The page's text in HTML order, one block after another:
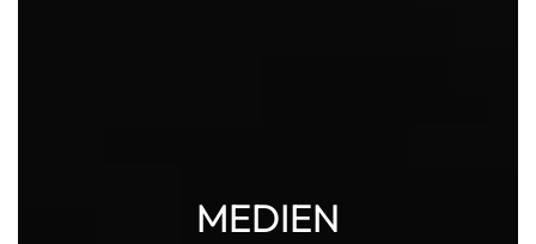
MEDIEN